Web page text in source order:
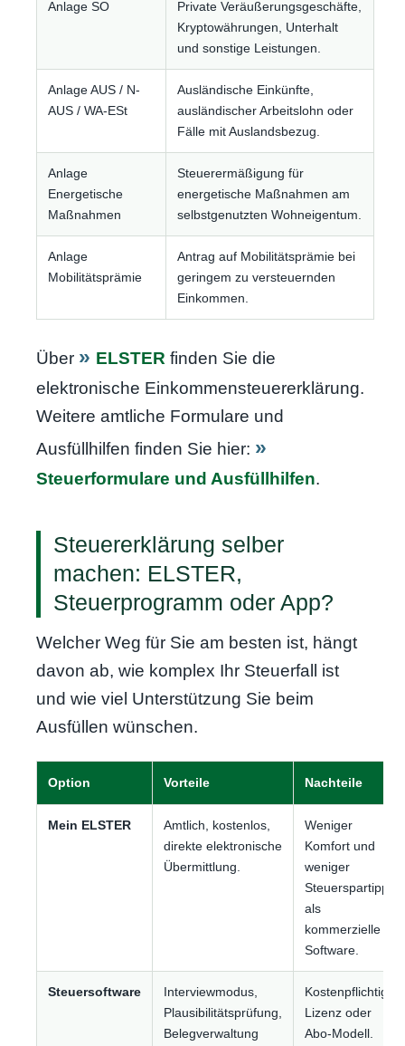
Anlage SO
Private Veräußerungsgeschäfte,
Kryptowährungen, Unterhalt
und sonstige Leistungen.
Anlage AUS / N-
AUS / WA-ESt
Ausländische Einkünfte,
ausländischer Arbeitslohn oder
Fälle mit Auslandsbezug.
Anlage
Energetische
Maßnahmen
Steuerermäßigung für
energetische Maßnahmen am
selbstgenutzten Wohneigentum.
Anlage
Mobilitätsprämie
Antrag auf Mobilitätsprämie bei
geringem zu versteuernden
Einkommen.
Über ELSTER finden Sie die
elektronische Einkommensteuererklärung.
Weitere amtliche Formulare und
Ausfüllhilfen finden Sie hier:
Steuerformulare und Ausfüllhilfen.
Steuererklärung selber
machen: ELSTER,
Steuerprogramm oder App?
Welcher Weg für Sie am besten ist, hängt
davon ab, wie komplex Ihr Steuerfall ist
und wie viel Unterstützung Sie beim
Ausfüllen wünschen.
Option Vorteile Nachteile
Mein ELSTER
Amtlich, kostenlos,
direkte elektronische
Übermittlung.
Weniger
Komfort und
weniger
Steuerspartipps
als
kommerzielle
Software.
Steuersoftware
Interviewmodus,
Plausibilitätsprüfung,
Belegverwaltung
Kostenpflichtige
Lizenz oder
Abo-Modell.